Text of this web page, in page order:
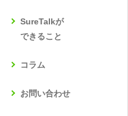
SureTalkが
できること
コラム
お問い合わせ